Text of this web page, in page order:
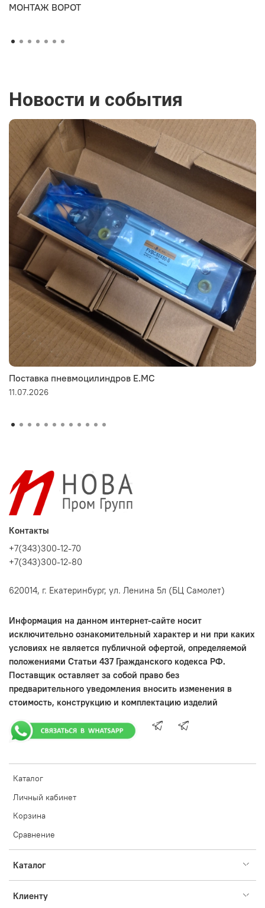
МОНТАЖ ВОРОТ
Новости и события
Поставка пневмоцилиндров E.MC
11.07.2026
Каталог
Личный кабинет
Корзина
Сравнение
Каталог
Клиенту
Контакты
+7(343)300-12-70
+7(343)300-12-80
620014, г. Екатеринбург, ул. Ленина 5л (БЦ Самолет)
Информация на данном интернет-сайте носит
исключительно ознакомительный характер и ни при каких
условиях не является публичной офертой, определяемой
положениями Статьи 437 Гражданского кодекса РФ.
Поставщик оставляет за собой право без
предварительного уведомления вносить изменения в
стоимость, конструкцию и комплектацию изделий